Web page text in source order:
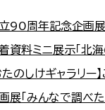
立90周年記念企画
着資料ミニ展示「
のしけギャラリー
画展「みんなで調